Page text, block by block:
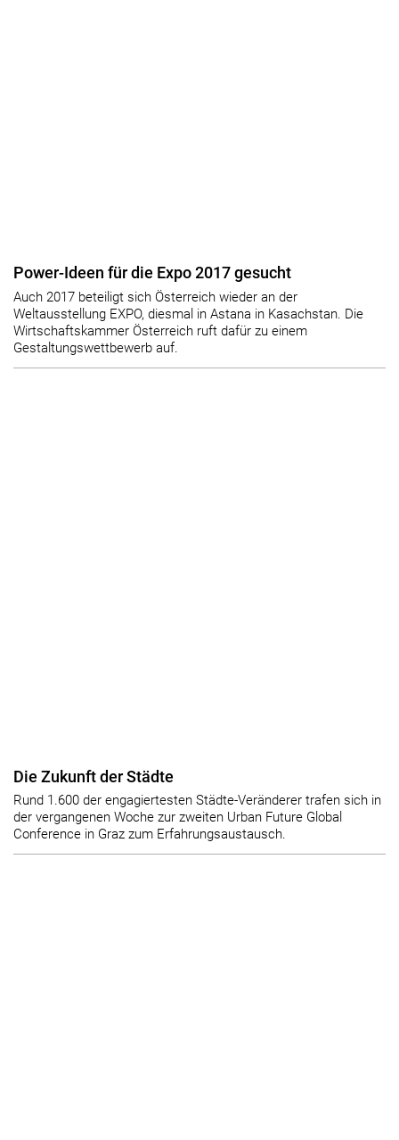
Power-Ideen für die Expo 2017 gesucht
Auch 2017 beteiligt sich Österreich wieder an der
Weltausstellung EXPO, diesmal in Astana in Kasachstan. Die
Wirtschaftskammer Österreich ruft dafür zu einem
Gestaltungswettbewerb auf.
Die Zukunft der Städte
Rund 1.600 der engagiertesten Städte-Veränderer trafen sich in
der vergangenen Woche zur zweiten Urban Future Global
Conference in Graz zum Erfahrungsaustausch.